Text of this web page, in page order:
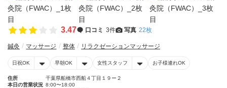
3.47 口コミ 3件 写真 22枚
鍼灸 マッサージ 整体 リラクゼーションマッサージ
日祝OK 早朝OK 女性スタッフ お子様連れOK
住所
千葉県船橋市西船４丁目１９ー２
本日の営業状況 8:00〜18:00